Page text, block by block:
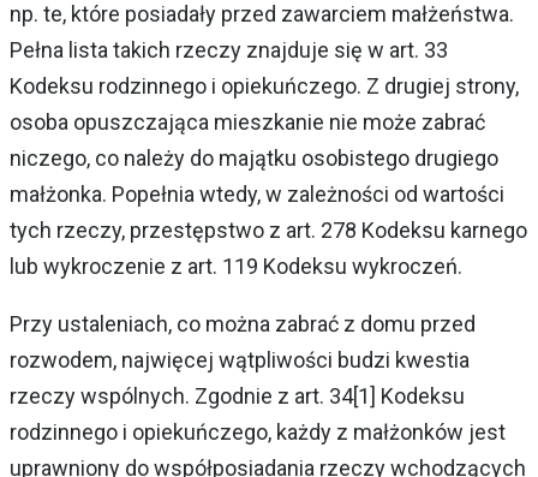
np. te, które posiadały przed zawarciem małżeństwa.
Pełna lista takich rzeczy znajduje się w art. 33
Kodeksu rodzinnego i opiekuńczego. Z drugiej strony,
osoba opuszczająca mieszkanie nie może zabrać
niczego, co należy do majątku osobistego drugiego
małżonka. Popełnia wtedy, w zależności od wartości
tych rzeczy, przestępstwo z art. 278 Kodeksu karnego
lub wykroczenie z art. 119 Kodeksu wykroczeń.
Przy ustaleniach, co można zabrać z domu przed
rozwodem, najwięcej wątpliwości budzi kwestia
rzeczy wspólnych. Zgodnie z art. 34[1] Kodeksu
rodzinnego i opiekuńczego, każdy z małżonków jest
uprawniony do współposiadania rzeczy wchodzących